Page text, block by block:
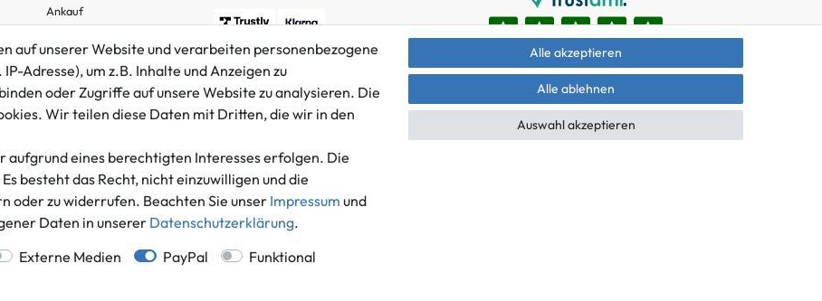
Ankauf
Häufig gestellte Fragen
Zahlung und Versand
Batterieentsorgung
Mitglied im Händlerbund
Versand innerhalb Deutschlands.
*Alle Preise inkl. gesetzlicher MwSt.,zzgl. Versandkosten
Lieferzeiten für andere Länder entnehmen Sie bitte der Schaltfläche mit den Versandinformationen.
auf unserer Website und verarbeiten personenbezogene
Adresse), um z.B. Inhalte und Anzeigen zu
oder Zugriffe auf unsere Website zu analysieren. Die
Wir teilen diese Daten mit Dritten, die wir in den
eines berechtigten Interesses erfolgen. Die
besteht das Recht, nicht einzuwilligen und die
oder zu widerrufen. Beachten Sie unser Impressum und
Daten in unserer Daten­schutz­erklärung.
Externe Medien PayPal
Funktional
Alle akzeptieren
Alle ablehnen
Auswahl akzeptieren